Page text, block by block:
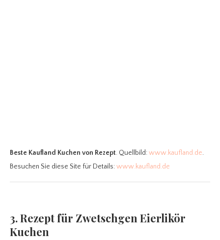
Beste Kaufland Kuchen von Rezept. Quellbild:www.kaufland.de.
Besuchen Sie diese Site für Details:www.kaufland.de
3. Rezept für Zwetschgen Eierlikör
Kuchen